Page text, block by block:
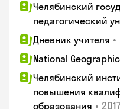
Челябинский
педагогический
Дневник учителя •
National
Челябинский
повышения
образования •